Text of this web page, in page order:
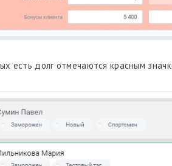
есть долг отмечаются красным